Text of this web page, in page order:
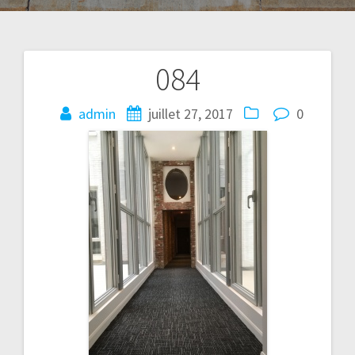
084
admin juillet 27, 2017 0
Navigation
l'article